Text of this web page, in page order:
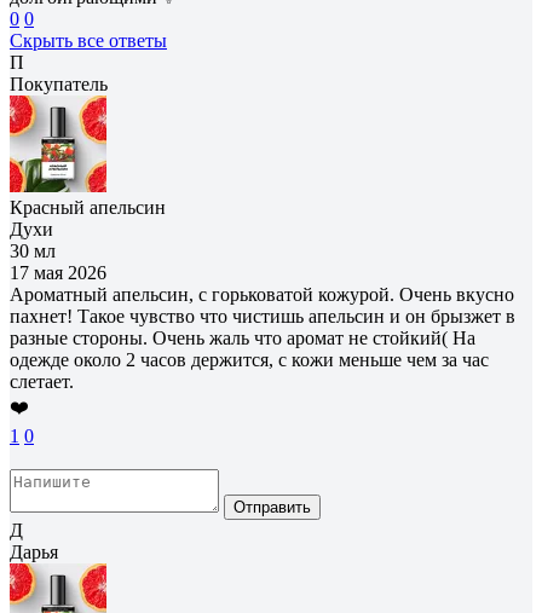
0 0
Скрыть все ответы
П
Покупатель
Красный апельсин
Духи
30 мл
17 мая 2026
Ароматный апельсин, с горьковатой кожурой. Очень вкусно
пахнет! Такое чувство что чистишь апельсин и он брызжет в
разные стороны. Очень жаль что аромат не стойкий( На
одежде около 2 часов держится, с кожи меньше чем за час
слетает.
❤️
1 0
Отправить
Д
Дарья